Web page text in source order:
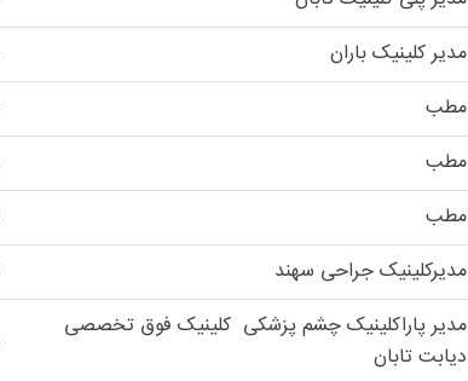
مدیر کلینیک باران
مطب
مطب
مطب
مدیرکلینیک جراحی سهند
مدیر پاراکلینیک چشم پزشکی کلینیک فوق تخصصی
دیابت تابان